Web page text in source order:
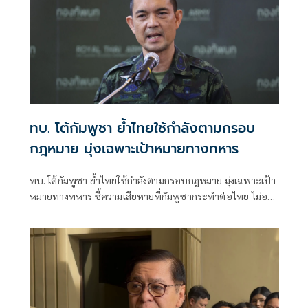
ทบ. โต้กัมพูชา ย้ำไทยใช้กำลังตามกรอบ
กฎหมาย มุ่งเฉพาะเป้าหมายทางทหาร
ทบ. โต้กัมพูชา ย้ำไทยใช้กำลังตามกรอบกฎหมาย มุ่งเฉพาะเป้า
หมายทางทหาร ชี้ความเสียหายที่กัมพูชากระทำต่อไทย ไม่อาจ